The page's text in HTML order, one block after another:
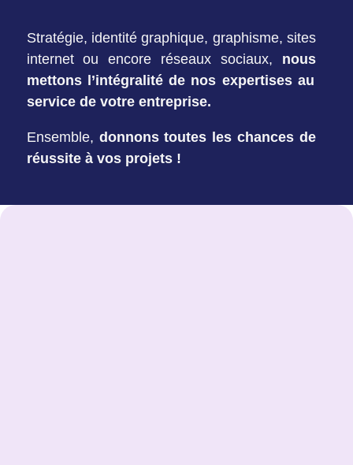
Stratégie, identité graphique, graphisme, sites
internet ou encore réseaux sociaux, nous
mettons l’intégralité de nos expertises au
service de votre entreprise.
Ensemble, donnons toutes les chances de
réussite à vos projets !